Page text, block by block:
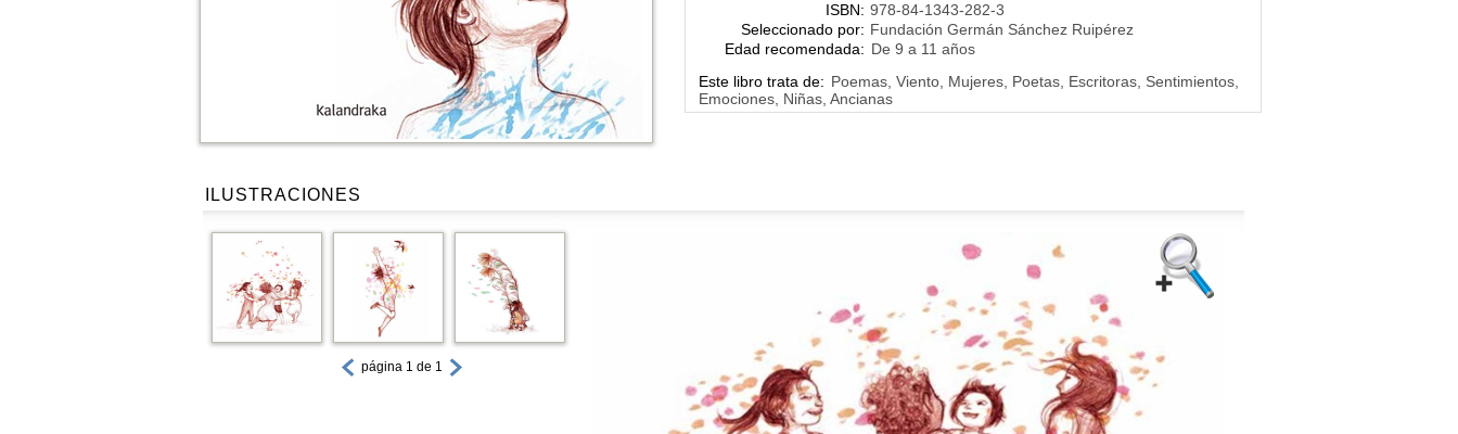
ISBN: 978-84-1343-282-3
Seleccionado por: Fundación Germán Sánchez Ruipérez
Edad recomendada: De 9 a 11 años
Este libro trata de: Poemas, Viento, Mujeres, Poetas, Escritoras, Sentimientos,
Emociones, Niñas, Ancianas
ILUSTRACIONES
página 1 de 1